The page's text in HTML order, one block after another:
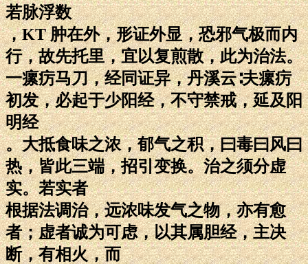
若脉浮数
，KT 肿在外，形证外显，恐邪气极而内
行，故先托里，宜以复煎散，此为治法。
一瘰疠马刀，经同证异，丹溪云∶夫瘰疠
初发，必起于少阳经，不守禁戒，延及阳
明经
。大抵食味之浓，郁气之积，曰毒曰风曰
热，皆此三端，招引变换。治之须分虚
实。若实者
根据法调治，远浓味发气之物，亦有愈
者；虚者诚为可虑，以其属胆经，主决
断，有相火，而